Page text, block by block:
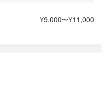
¥9,000〜¥11,000